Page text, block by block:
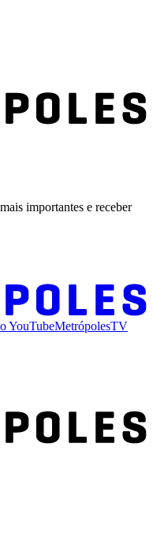
importantes e receber
YouTubeMetrópolesTV